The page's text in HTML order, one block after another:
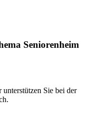
Seniorenheim
Sie bei der